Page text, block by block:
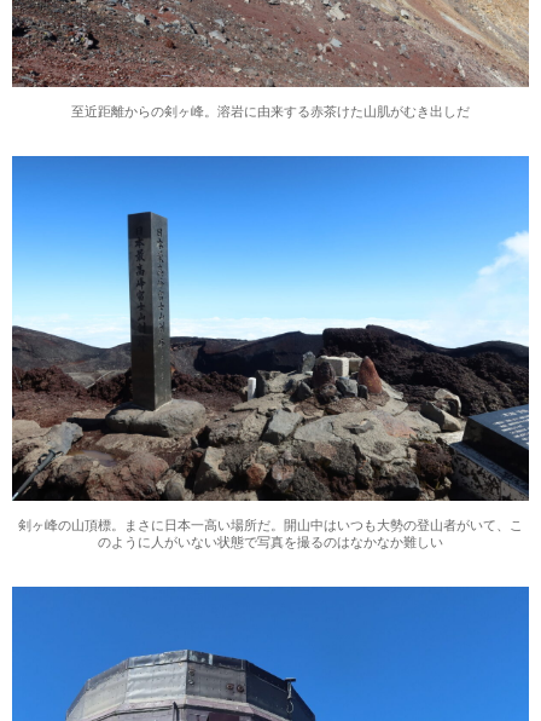
至近距離からの剣ヶ峰。溶岩に由来する赤茶けた山肌がむき出しだ
剣ヶ峰の山頂標。まさに日本一高い場所だ。開山中はいつも大勢の登山者がいて、こ
のように人がいない状態で写真を撮るのはなかなか難しい